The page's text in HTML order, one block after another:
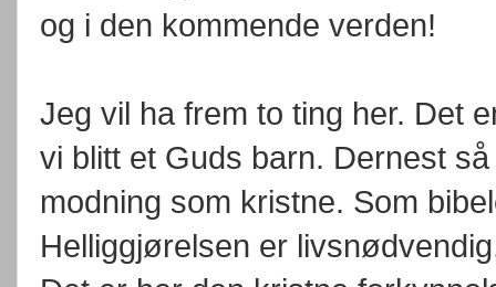
og i den kommende verden!
Jeg vil ha frem to ting her. Det
vi blitt et Guds barn. Dernest
modning som kristne. Som
Helliggjørelsen er